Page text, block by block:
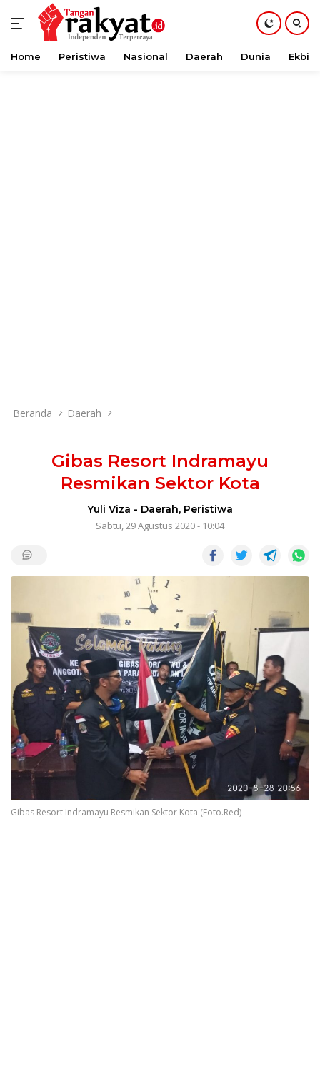
Langsung
Home Peristiwa Nasional Daerah Dunia Ekbis
Beranda Daerah
Gibas Resort Indramayu
Resmikan Sektor Kota
Yuli Viza - Daerah, Peristiwa
Sabtu, 29 Agustus 2020 - 10:04
Gibas Resort Indramayu Resmikan Sektor Kota (Foto.Red)